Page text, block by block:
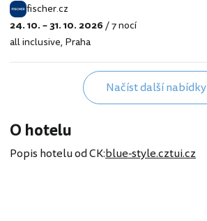
fischer.cz
fischer.cz
24. 10. – 31. 10. 2026/7 nocí
all inclusive, Praha
Načíst další nabídky
O hotelu
Popis hotelu od CK:blue-style.cztui.cz